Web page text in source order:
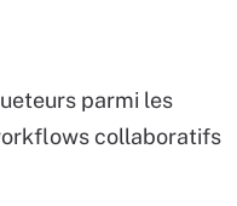
parmi les
collaboratifs